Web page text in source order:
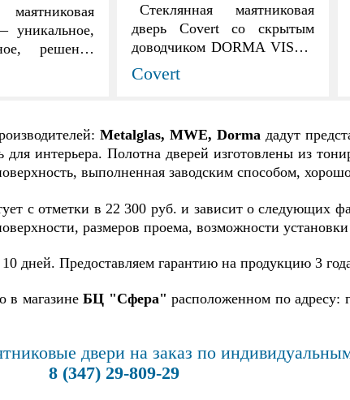
маятниковая
уникальное,
решение
и
Фурнитура
открывания
к её
зазор
двери и
панелью
момент
Такая
конструкции
защиту от
Стеклянная маятниковая
дверь Covert со скрытым
доводчиком DORMA VISUR
позволяет изготовить дверь
абсолютно прозрачной. Все
конструкциях. VISUR —
настоящая находкой в
области архитектуры
Covert
Metalglas, MWE, Dormaдадут
интерьера. Полотна дверей изготовлены из
выполненная заводским способом, хорошо
с отметки в 22 300 руб. и зависит о следующих
размеров проема, возможности
дней. Предоставляем гарантию на продукцию 3
в магазинеБЦ "Сфера" расположенном по адресу:
двери на заказ по
8 (347) 29-809-29